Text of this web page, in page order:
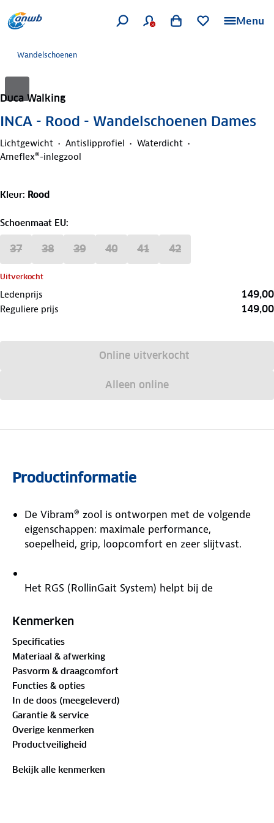
Menu
Wandelschoenen
Duca Walking
INCA - Rood - Wandelschoenen Dames
Lichtgewicht Antislipprofiel
Waterdicht
Arneflex®-inlegzool
Kleur: Rood
Schoenmaat EU:
37 38 39 40 41 42
Uitverkocht
Ledenprijs 149,00
Reguliere prijs 149,00
Online uitverkocht
Alleen online
Productinformatie
De Vibram® zool is ontworpen met de volgende
eigenschappen: maximale performance,
soepelheid, grip, loopcomfort en zeer slijtvast.
Het RGS (RollinGait System) helpt bij de
de vrijgekomen energie voor de voorwaartse
Waterproof Leer
Het premium lederen bovenwerk zorgt voor een
optimale pasvorm en biedt ademend vermogen
en comfort.
De ARNEFLEX®-inlegzool met OnSteam®
microvezel en de hielsteun is gemaakt van
Kenmerken
Specificaties
Materiaal & afwerking
Pasvorm & draagcomfort
Functies & opties
In de doos (meegeleverd)
Garantie & service
Overige kenmerken
Productveiligheid
Bekijk alle kenmerken